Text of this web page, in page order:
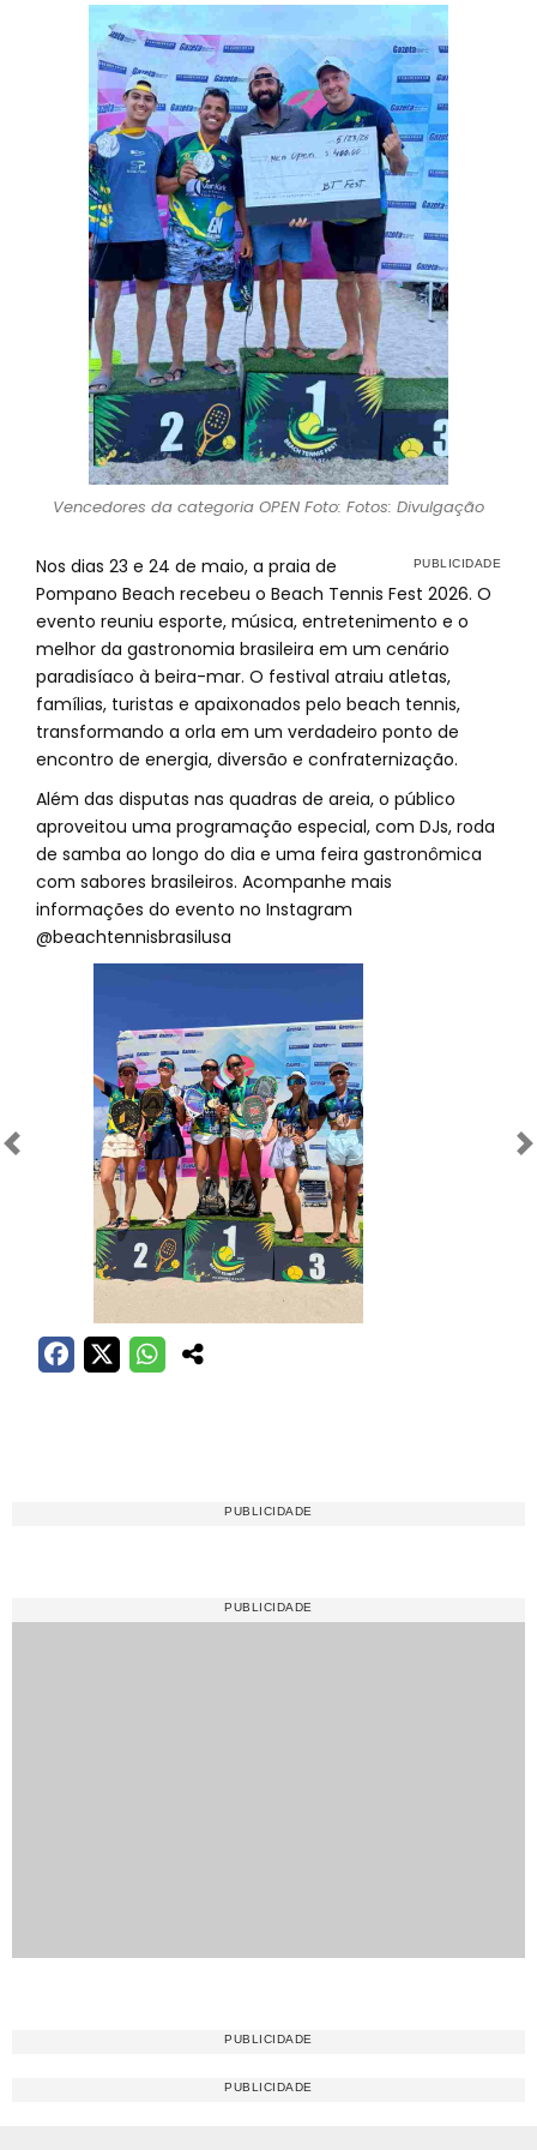
Vencedores da categoria OPEN Foto: Fotos: Divulgação
Nos dias 23 e 24 de maio, a praia de
Pompano Beach recebeu o Beach Tennis Fest 2026. O
evento reuniu esporte, música, entretenimento e o
melhor da gastronomia brasileira em um cenário
paradisíaco à beira-mar. O festival atraiu atletas,
famílias, turistas e apaixonados pelo beach tennis,
transformando a orla em um verdadeiro ponto de
encontro de energia, diversão e confraternização.
Além das disputas nas quadras de areia, o público
aproveitou uma programação especial, com DJs, roda
de samba ao longo do dia e uma feira gastronômica
com sabores brasileiros. Acompanhe mais
informações do evento no Instagram
@beachtennisbrasilusa
Anterior Próximo